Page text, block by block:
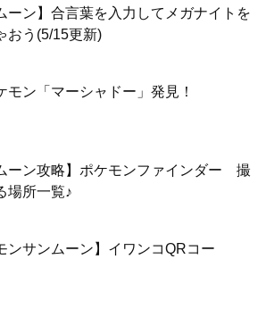
ーン】合言葉を入力してメガナイトを
おう(5/15更新)
モン「マーシャドー」発見！
ーン攻略】ポケモンファインダー 撮
場所一覧♪
ンサンムーン】イワンコQRコー